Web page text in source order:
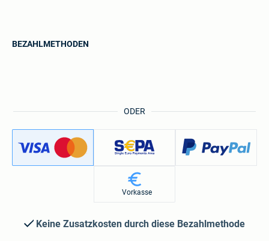
ODER
BEZAHLMETHODEN
Vorkasse
Keine Zusatzkosten durch diese Bezahlmethode